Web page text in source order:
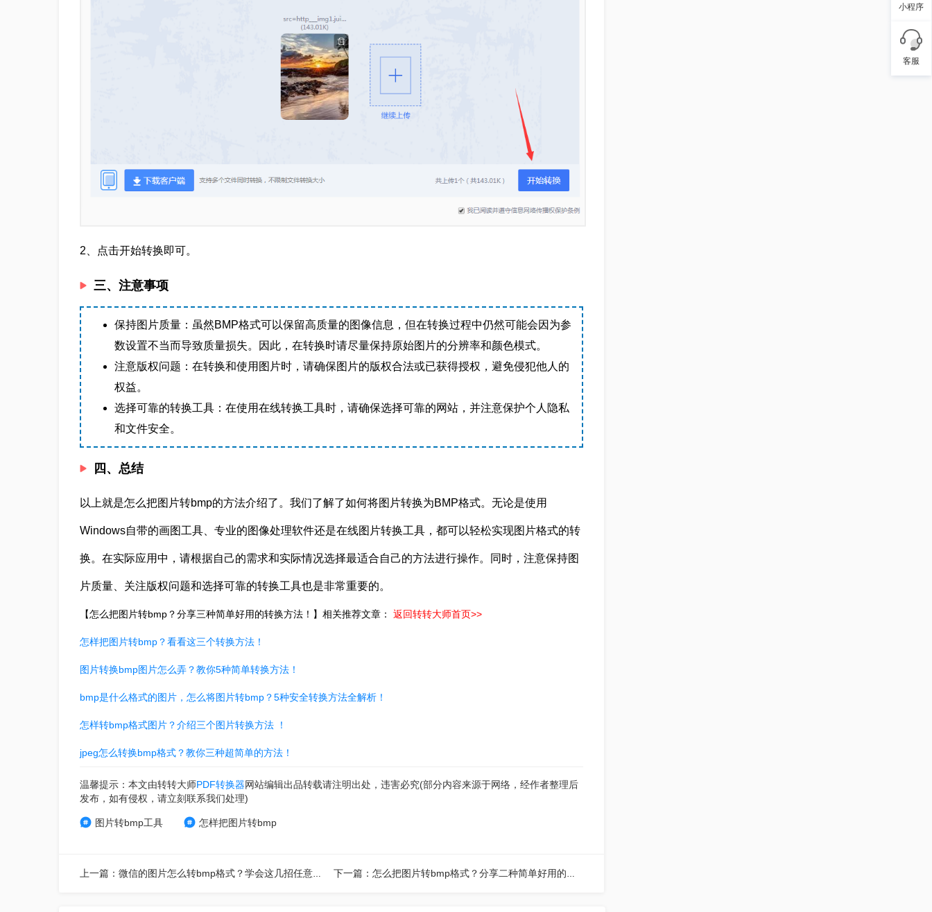
2、点击开始转换即可。
三、注意事项
保持图片质量：虽然BMP格式可以保留高质量的图像信息，但在转换过程中仍然可能会因为参
数设置不当而导致质量损失。因此，在转换时请尽量保持原始图片的分辨率和颜色模式。
注意版权问题：在转换和使用图片时，请确保图片的版权合法或已获得授权，避免侵犯他人的
权益。
选择可靠的转换工具：在使用在线转换工具时，请确保选择可靠的网站，并注意保护个人隐私
和文件安全。
四、总结
以上就是怎么把图片转bmp的方法介绍了。我们了解了如何将图片转换为BMP格式。无论是使用
Windows自带的画图工具、专业的图像处理软件还是在线图片转换工具，都可以轻松实现图片格式的转
换。在实际应用中，请根据自己的需求和实际情况选择最适合自己的方法进行操作。同时，注意保持图
片质量、关注版权问题和选择可靠的转换工具也是非常重要的。
【怎么把图片转bmp？分享三种简单好用的转换方法！】相关推荐文章： 返回转转大师首页>>
怎样把图片转bmp？看看这三个转换方法！
图片转换bmp图片怎么弄？教你5种简单转换方法！
bmp是什么格式的图片，怎么将图片转bmp？5种安全转换方法全解析！
怎样转bmp格式图片？介绍三个图片转换方法 ！
jpeg怎么转换bmp格式？教你三种超简单的方法！
温馨提示：本文由转转大师PDF转换器网站编辑出品转载请注明出处，违害必究(部分内容来源于网络，经作者整理后
发布，如有侵权，请立刻联系我们处理)
图片转bmp工具 怎样把图片转bmp
上一篇：微信的图片怎么转bmp格式？学会这几招任意格式轻松转！ 下一篇：怎么把图片转bmp格式？分享二种简单好用的转换方法！
小程序
客服